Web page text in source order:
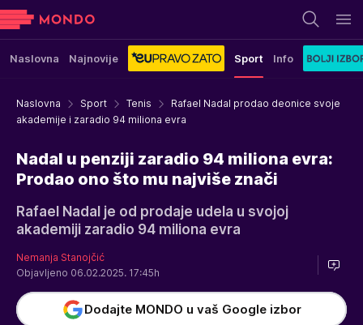
Naslovna Najnovije Sport Info
Naslovna Sport Tenis
Rafael Nadal prodao deonice svoje
akademije i zaradio 94 miliona evra
Nadal u penziji zaradio 94 miliona evra:
Prodao ono što mu najviše znači
Rafael Nadal je od prodaje udela u svojoj
akademiji zaradio 94 miliona evra
Nemanja Stanojčić
Objavljeno 06.02.2025. 17:45h
Dodajte MONDO u vaš Google izbor